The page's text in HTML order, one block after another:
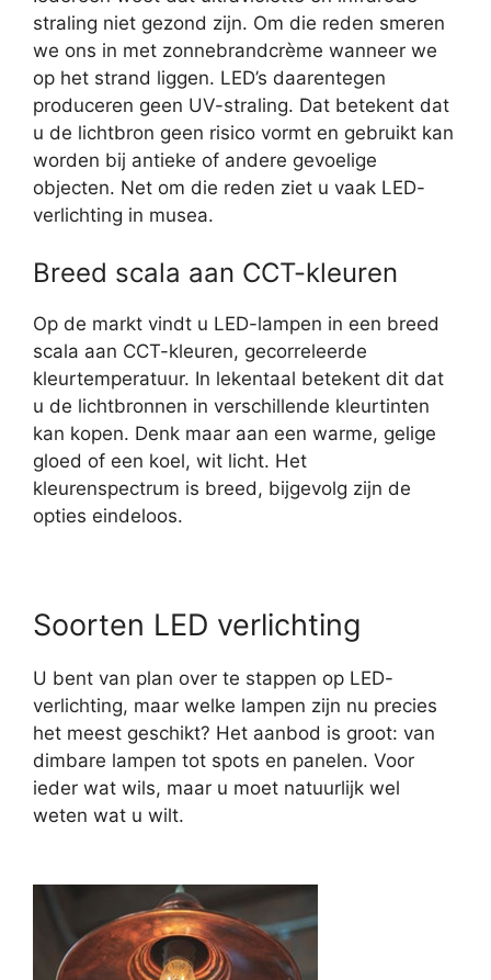
straling niet gezond zijn. Om die reden smeren
we ons in met zonnebrandcrème wanneer we
op het strand liggen. LED’s daarentegen
produceren geen UV-straling. Dat betekent dat
u de lichtbron geen risico vormt en gebruikt kan
worden bij antieke of andere gevoelige
objecten. Net om die reden ziet u vaak LED-
verlichting in musea.
Breed scala aan CCT-kleuren
Op de markt vindt u LED-lampen in een breed
scala aan CCT-kleuren, gecorreleerde
kleurtemperatuur. In lekentaal betekent dit dat
u de lichtbronnen in verschillende kleurtinten
kan kopen. Denk maar aan een warme, gelige
gloed of een koel, wit licht. Het
kleurenspectrum is breed, bijgevolg zijn de
opties eindeloos.
Soorten LED verlichting
U bent van plan over te stappen op LED-
verlichting, maar welke lampen zijn nu precies
het meest geschikt? Het aanbod is groot: van
dimbare lampen tot spots en panelen. Voor
ieder wat wils, maar u moet natuurlijk wel
weten wat u wilt.